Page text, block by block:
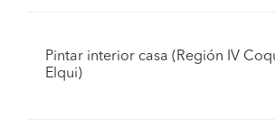
Pintar interior casa (Región IV
Elqui)